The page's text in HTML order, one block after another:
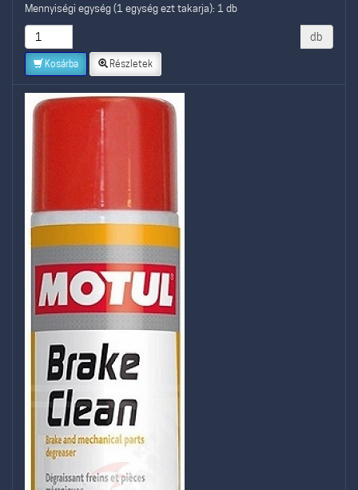
Mennyiségi egység (1 egység ezt takarja): 1 db
db
Kosárba Részletek